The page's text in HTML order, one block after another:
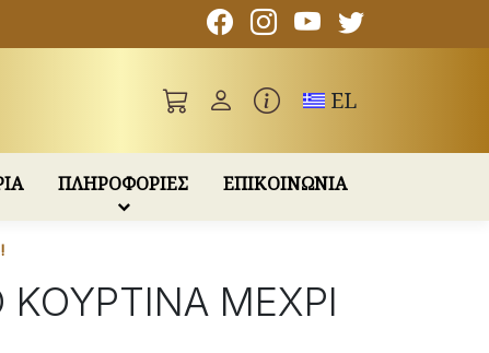
Toggle
EL
ΠΛΗΡΟΦΟΡΙΕΣ ΕΠΙΚΟΙΝΩΝΙΑ
ΚΟΥΡΤΙΝΑ ΜΕΧΡΙ